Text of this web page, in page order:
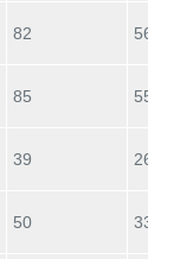
82 56
85 55
39 26
50 33